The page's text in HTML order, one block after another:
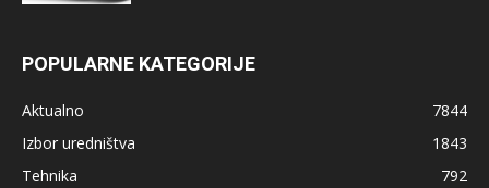
POPULARNE KATEGORIJE
Aktualno
7844
Izbor uredništva
1843
Tehnika
792